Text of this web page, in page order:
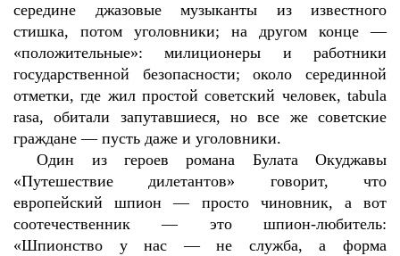
середине джазовые музыканты из известного
стишка, потом уголовники; на другом конце —
«положительные»: милиционеры и работники
государственной безопасности; около серединной
отметки, где жил простой советский человек, tabula
rasa, обитали запутавшиеся, но все же советские
граждане — пусть даже и уголовники.
Один из героев романа Булата Окуджавы
«Путешествие дилетантов» говорит, что
европейский шпион — просто чиновник, а вот
соотечественник — это шпион-любитель:
«Шпионство у нас — не служба, а форма